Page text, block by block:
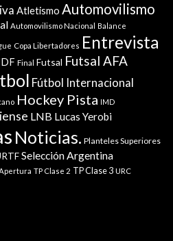
Atletismo Automovilismo
Automovilismo Nacional Balance
Copa Libertadores Entrevista
Final Futsal Futsal AFA
Fútbol Internacional
Hockey Pista IMD
LNB Lucas Yerobi
Noticias. Planteles Superiores
Selección Argentina
TP Clase 2 TP Clase 3 URC